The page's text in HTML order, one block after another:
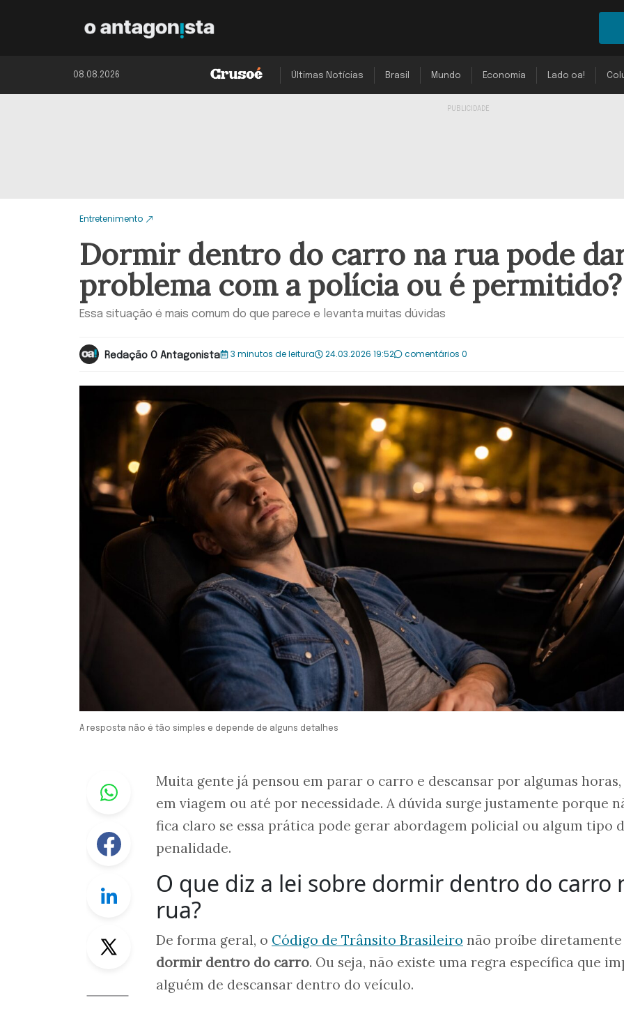
08.08.2026 Últimas Notícias Brasil Mundo Economia Lado oa!
Entretenimento
Dormir dentro do carro na rua pode
problema com a polícia ou é permitido?
Essa situação é mais comum do que parece e levanta muitas dúvidas
Redação O Antagonista 3 minutos de leitura 24.03.2026 19:52 comentários 0
A resposta não é tão simples e depende de alguns detalhes
Whastapp
Facebook
Linkedin
Twitter
Muita gente já pensou em parar o carro e descansar por algumas horas,
em viagem ou até por necessidade. A dúvida surge justamente porque
fica claro se essa prática pode gerar abordagem policial ou algum tipo
penalidade.
O que diz a lei sobre dormir dentro do carro
rua?
De forma geral, o Código de Trânsito Brasileiro não proíbe diretamente
dormir dentro do carro. Ou seja, não existe uma regra específica que
alguém de descansar dentro do veículo.